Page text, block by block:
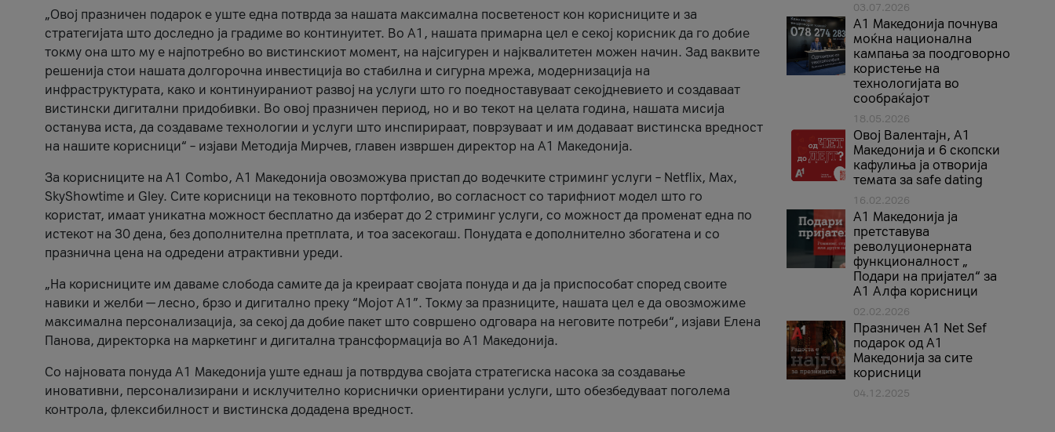
„Овој празничен подарок е уште една потврда за нашата максимална посветеност кон корисниците и за
стратегијата што доследно ја градиме во континуитет. Во А1, нашата примарна цел е секој корисник да го добие
токму она што му е најпотребно во вистинскиот момент, на најсигурен и најквалитетен можен начин. Зад ваквите
решенија стои нашата долгорочна инвестиција во стабилна и сигурна мрежа, модернизација на
инфраструктурата, како и континуираниот развој на услуги што го поедноставуваат секојдневието и создаваат
вистински дигитални придобивки. Во овој празничен период, но и во текот на целата година, нашата мисија
останува иста, да создаваме технологии и услуги што инспирираат, поврзуваат и им додаваат вистинска вредност
на нашите корисници“ – изјави Методија Мирчев, главен извршен директор на А1 Македонија.
За корисниците на A1 Combo, А1 Македонија овозможува пристап до водечките стриминг услуги – Netflix, Max,
SkyShowtime и Gley. Сите корисници на тековното портфолио, во согласност со тарифниот модел што го
користат, имаат уникатна можност бесплатно да изберат до 2 стриминг услуги, со можност да променат една по
истекот на 30 дена, без дополнителна претплата, и тоа засекогаш. Понудата е дополнително збогатена и со
празнична цена на одредени атрактивни уреди.
„На корисниците им даваме слобода самите да ја креираат својата понуда и да ја приспособат според своите
навики и желби — лесно, брзо и дигитално преку “Мојот А1”. Токму за празниците, нашата цел е да овозможиме
максимална персонализација, за секој да добие пакет што совршено одговара на неговите потреби“, изјави Елена
Панова, директорка на маркетинг и дигитална трансформација во А1 Македонија.
Со најновата понуда А1 Македонија уште еднаш ја потврдува својата стратегиска насока за создавање
иновативни, персонализирани и исклучително кориснички ориентирани услуги, што обезбедуваат поголема
контрола, флексибилност и вистинска додадена вредност.
03.07.2026
A1 Македонија почнува
моќна национална
кампања за поодговорно
користење на
технологијата во
сообраќајот
18.05.2026
Овој Валентајн, A1
Македонија и 6 скопски
кафулиња ја отворија
темата за safe dating
16.02.2026
А1 Македонија ја
претставува
револуционерната
функционалност „
Подари на пријател“ за
А1 Алфа корисници
02.02.2026
Празничен A1 Net Sеf
подарок од А1
Македонија за сите
корисници
04.12.2025